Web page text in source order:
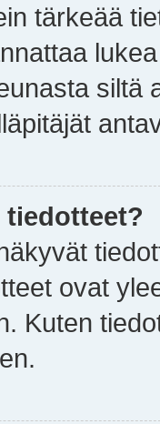
tärkeää
siltä
tiedotteet?
ovat
Kuten